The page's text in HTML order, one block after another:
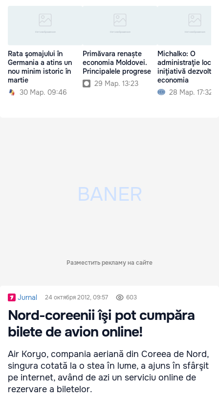
Rata şomajului în
Germania a atins un
nou minim istoric în
martie
30 Мар. 09:46
Primăvara renaște
economia Moldovei.
Principalele progrese
29 Мар. 13:23
Michalko: O
administraţie
iniţiativă dezvoltă
economia
28 Мар. 17:32
Разместить рекламу на сайте
Jurnal 24 октября 2012, 09:57 603
Nord-coreenii îşi pot cumpăra
bilete de avion online!
Air Koryo, compania aeriană din Coreea de Nord,
singura cotată la o stea în lume, a ajuns în sfârşit
pe internet, având de azi un serviciu online de
rezervare a biletelor.